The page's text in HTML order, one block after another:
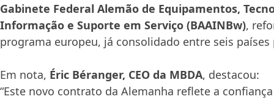
Gabinete Federal Alemão de Equipamentos,
Informação e Suporte em Serviço (BAAINBw),
programa europeu, já consolidado entre seis países
Em nota, Éric Béranger, CEO da MBDA, destacou:
“Este novo contrato da Alemanha reflete a